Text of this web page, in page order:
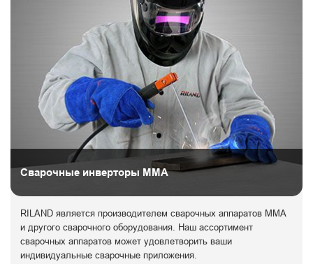
Сварочные инверторы ММА
RILAND является производителем сварочных аппаратов ММА
и другого сварочного оборудования. Наш ассортимент
сварочных аппаратов может удовлетворить ваши
индивидуальные сварочные приложения.